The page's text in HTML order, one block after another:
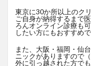
東京に30か所以上のク
ご自身が納得するまで
ろんオンライン診療も
したい方にもおすすめで
また、大阪・福岡・仙
ニックがありますので
外に引っ越された方で